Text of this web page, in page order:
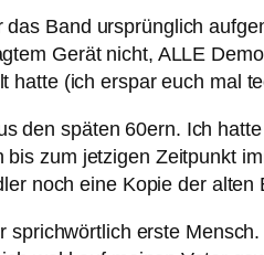
Band ursprünglich
Gerät nicht, ALLE
hatte (ich erspar euch mal
den späten 60ern. Ich
zum jetzigen Zeitpunkt
noch eine Kopie der
erste